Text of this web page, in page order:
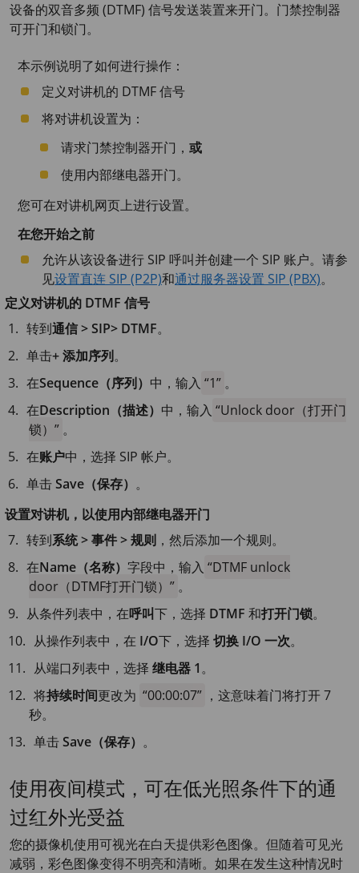
设备的双音多频 (DTMF) 信号发送装置来开门。门禁控制器
可开门和锁门。
本示例说明了如何进行操作：
定义对讲机的 DTMF 信号
将对讲机设置为：
请求门禁控制器开门， 或
使用内部继电器开门。
您可在对讲机网页上进行设置。
在您开始之前
允许从该设备进行 SIP 呼叫并创建一个 SIP 账户。请参
见设置直连 SIP (P2P)和通过服务器设置 SIP (PBX)。
定义对讲机的 DTMF 信号
转到通信 > SIP> DTMF。
单击+ 添加序列。
在Sequence（序列） 中，输入 1 。
在Description（描述） 中，输入
Unlock door（打开门
锁）
。
在账户中，选择 SIP 帐户。
单击Save（保存） 。
设置对讲机，以使用内部继电器开门
转到系统 > 事件 > 规则 ，然后添加一个规则。
在Name（名称）字段中，输入
DTMF unlock
door（DTMF打开门锁）
。
从条件列表中，在呼叫下，选择 DTMF 和打开门锁。
从操作列表中，在 I/O下，选择切换 I/O 一次。
从端口列表中，选择继电器 1。
将持续时间更改为 00:00:07
，这意味着门将打开 7
秒。
单击Save（保存） 。
使用夜间模式，可在低光照条件下的通
过红外光受益
您的摄像机使用可视光在白天提供彩色图像。但随着可见光
减弱，彩色图像变得不明亮和清晰。如果在发生这种情况时